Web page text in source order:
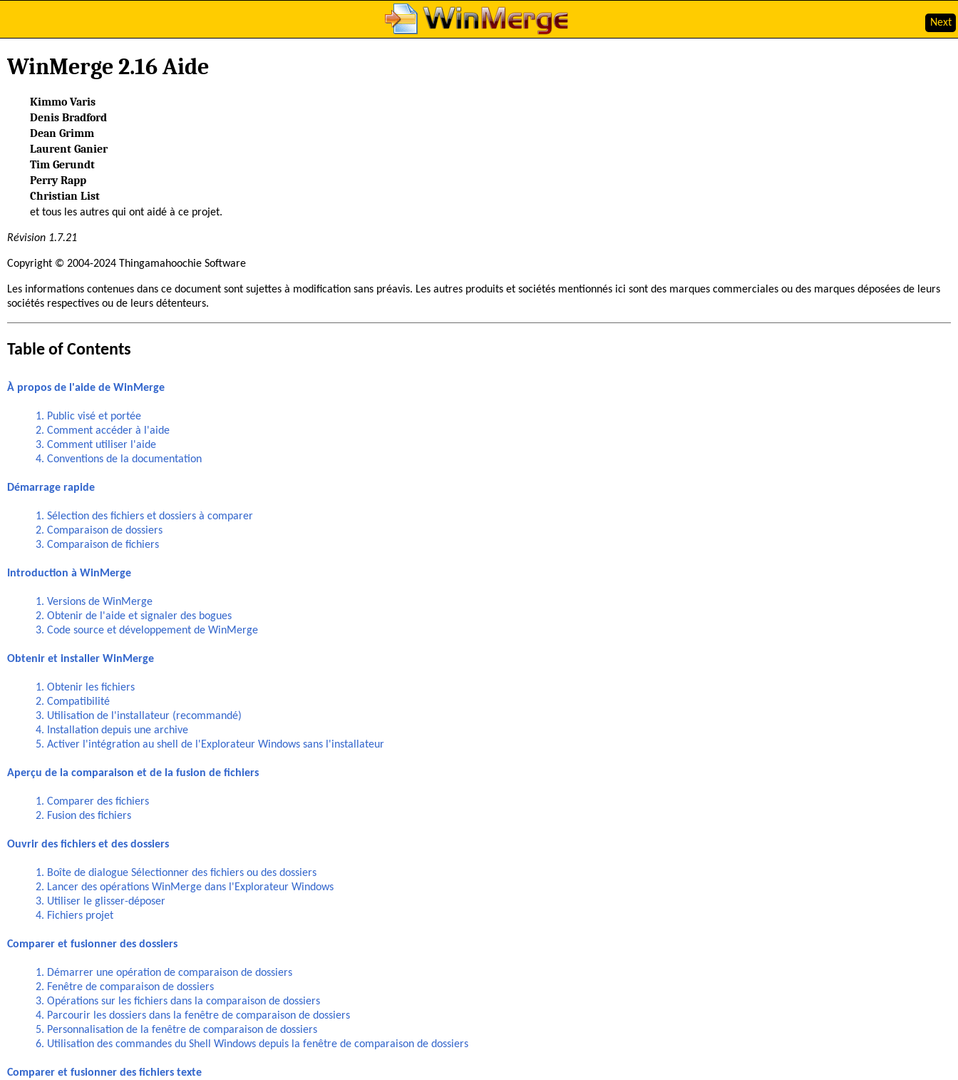
Next
WinMerge 2.16 Aide
Kimmo Varis
Denis Bradford
Dean Grimm
Laurent Ganier
Tim Gerundt
Perry Rapp
Christian List
et tous les autres qui ont aidé à ce projet.
Révision 1.7.21
Copyright © 2004-2024 Thingamahoochie Software
Les informations contenues dans ce document sont sujettes à modification sans préavis. Les autres produits et sociétés mentionnés ici sont des marques commerciales ou des marques déposées de leurs
sociétés respectives ou de leurs détenteurs.
Table of Contents
À propos de l'aide de WinMerge
1. Public visé et portée
2. Comment accéder à l'aide
3. Comment utiliser l'aide
4. Conventions de la documentation
Démarrage rapide
1. Sélection des fichiers et dossiers à comparer
2. Comparaison de dossiers
3. Comparaison de fichiers
Introduction à WinMerge
1. Versions de WinMerge
2. Obtenir de l'aide et signaler des bogues
3. Code source et développement de WinMerge
Obtenir et installer WinMerge
1. Obtenir les fichiers
2. Compatibilité
3. Utilisation de l'installateur (recommandé)
4. Installation depuis une archive
5. Activer l'intégration au shell de l'Explorateur Windows sans l'installateur
Aperçu de la comparaison et de la fusion de fichiers
1. Comparer des fichiers
2. Fusion des fichiers
Ouvrir des fichiers et des dossiers
1. Boîte de dialogue Sélectionner des fichiers ou des dossiers
2. Lancer des opérations WinMerge dans l'Explorateur Windows
3. Utiliser le glisser-déposer
4. Fichiers projet
Comparer et fusionner des dossiers
1. Démarrer une opération de comparaison de dossiers
2. Fenêtre de comparaison de dossiers
3. Opérations sur les fichiers dans la comparaison de dossiers
4. Parcourir les dossiers dans la fenêtre de comparaison de dossiers
5. Personnalisation de la fenêtre de comparaison de dossiers
6. Utilisation des commandes du Shell Windows depuis la fenêtre de comparaison de dossiers
Comparer et fusionner des fichiers texte